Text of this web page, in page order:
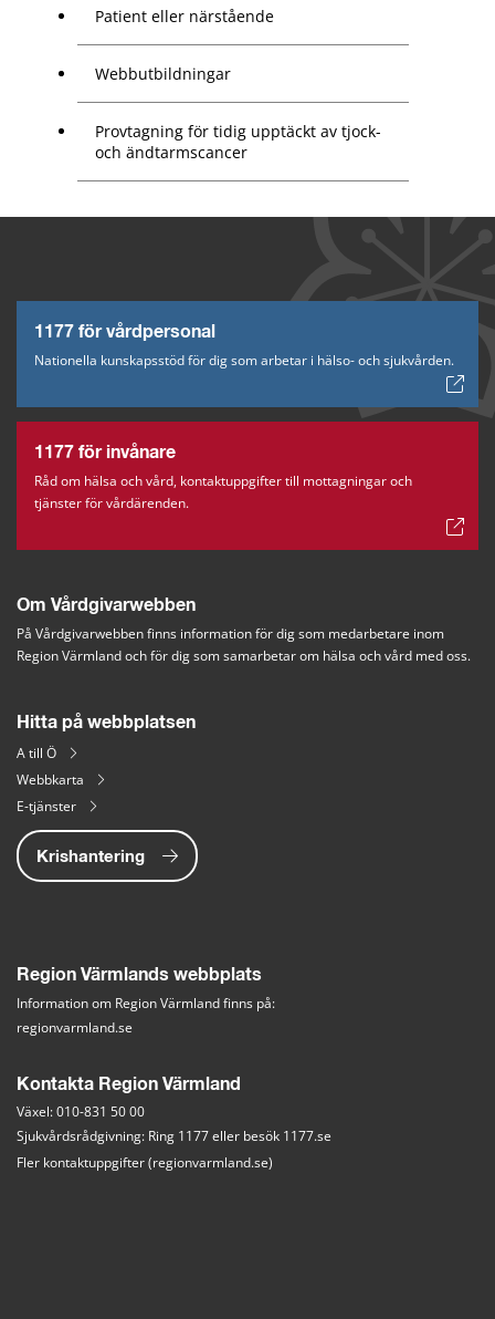
Patient eller närstående
Webbutbildningar
Provtagning för tidig upptäckt av tjock-
och ändtarmscancer
1177 för vårdpersonal
Nationella kunskapsstöd för dig som arbetar i hälso- och sjukvården.
1177 för invånare
Råd om hälsa och vård, kontaktuppgifter till mottagningar och
tjänster för vårdärenden.
Om Vårdgivarwebben
På Vårdgivarwebben finns information för dig som medarbetare inom
Region Värmland och för dig som samarbetar om hälsa och vård med oss.
Hitta på webbplatsen
A till Ö
Webbkarta
E-tjänster
Krishantering
Region Värmlands webbplats
Information om Region Värmland finns på:
regionvarmland.se
Kontakta Region Värmland
Växel: 010-831 50 00
Sjukvårdsrådgivning: Ring 1177 eller besök 1177.se
Fler kontaktuppgifter (regionvarmland.se)